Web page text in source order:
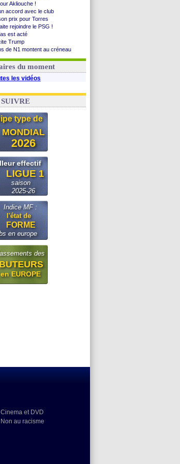
Akliouche !
accord avec le club
prix pour Torres
rejoindre le PSG !
est acté
Trump
de N1 montent au créneau
pour Diomandé
du moment
les vidéos
SUIVRE
type de
MONDIAL
2026
effectif
LIGUE 1
saison
2025-26
Indice MF :
l'état de
FORME
en europe
des
BUTEURS
en EUROPE
Cinema et DVD
Non au racisme